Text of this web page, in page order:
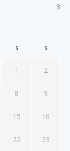
3
S S
1 2
8 9
15 16
22 23